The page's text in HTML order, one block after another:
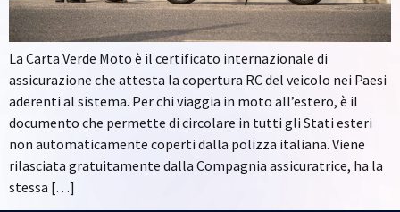
La Carta Verde Moto è il certificato internazionale di
assicurazione che attesta la copertura RC del veicolo nei Paesi
aderenti al sistema. Per chi viaggia in moto all’estero, è il
documento che permette di circolare in tutti gli Stati esteri
non automaticamente coperti dalla polizza italiana. Viene
rilasciata gratuitamente dalla Compagnia assicuratrice, ha la
stessa […]